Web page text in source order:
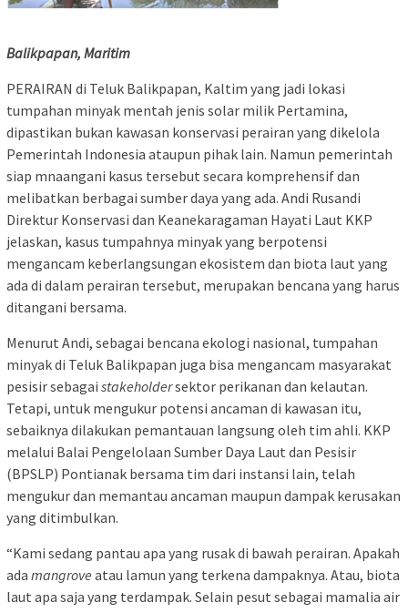
Balikpapan, Maritim
PERAIRAN di Teluk Balikpapan, Kaltim yang jadi lokasi
tumpahan minyak mentah jenis solar milik Pertamina,
dipastikan bukan kawasan konservasi perairan yang dikelola
Pemerintah Indonesia ataupun pihak lain. Namun pemerintah
siap mnaangani kasus tersebut secara komprehensif dan
melibatkan berbagai sumber daya yang ada. Andi Rusandi
Direktur Konservasi dan Keanekaragaman Hayati Laut KKP
jelaskan, kasus tumpahnya minyak yang berpotensi
mengancam keberlangsungan ekosistem dan biota laut yang
ada di dalam perairan tersebut, merupakan bencana yang harus
ditangani bersama.
Menurut Andi, sebagai bencana ekologi nasional, tumpahan
minyak di Teluk Balikpapan juga bisa mengancam masyarakat
pesisir sebagai stakeholdersektor perikanan dan kelautan.
Tetapi, untuk mengukur potensi ancaman di kawasan itu,
sebaiknya dilakukan pemantauan langsung oleh tim ahli. KKP
melalui Balai Pengelolaan Sumber Daya Laut dan Pesisir
(BPSLP) Pontianak bersama tim dari instansi lain, telah
mengukur dan memantau ancaman maupun dampak kerusakan
yang ditimbulkan.
“Kami sedang pantau apa yang rusak di bawah perairan. Apakah
ada mangrove atau lamun yang terkena dampaknya. Atau, biota
laut apa saja yang terdampak. Selain pesut sebagai mamalia air